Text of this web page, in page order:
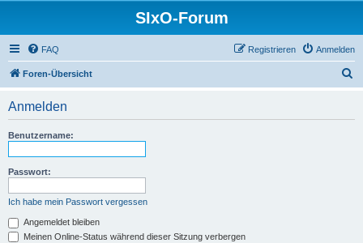
SIxO-Forum
FAQ Anmelden
Registrieren
Foren-Übersicht
Anmelden
Benutzername:
Passwort:
Ich habe mein Passwort vergessen
Angemeldet bleiben
Meinen Online-Status während dieser Sitzung verbergen